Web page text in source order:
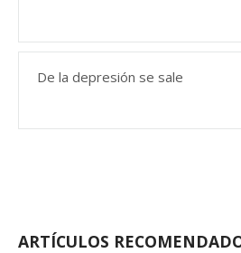
De la depresión se sale
ARTÍCULOS